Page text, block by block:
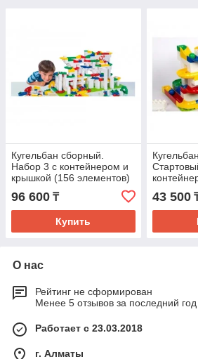
Кугельбан сборный.
Набор 3 с контейнером и
крышкой (156 элементов)
96 600 ₸
Купить
(85
43 500
О нас
Рейтинг не сформирован
Менее 5 отзывов за последний год
Работает с 23.03.2018
г. Алматы